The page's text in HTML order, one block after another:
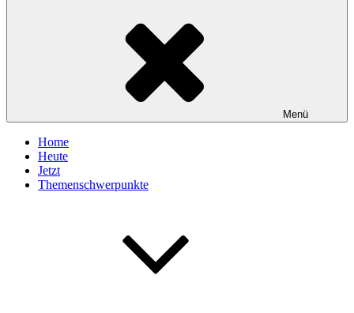
Menü
Home
Heute
Jetzt
Themenschwerpunkte